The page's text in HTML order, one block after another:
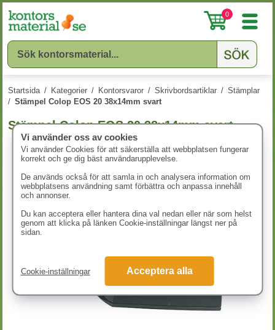
0
Startsida / Kategorier / Kontorsvaror / Skrivbordsartiklar / Stämplar
/ Stämpel Colop EOS 20 38x14mm svart
Stämpel Colop EOS 20 38x14mm svart
Vi använder oss av cookies
Vi använder Cookies för att säkerställa att webbplatsen fungerar
korrekt och ge dig bäst användarupplevelse.
De används också för att samla in och analysera information om
webbplatsens användning samt förbättra och anpassa innehåll
och annonser.
Du kan acceptera eller hantera dina val nedan eller när som helst
genom att klicka på länken Cookie-inställningar längst ner på
sidan.
Cookie-inställningar Acceptera alla